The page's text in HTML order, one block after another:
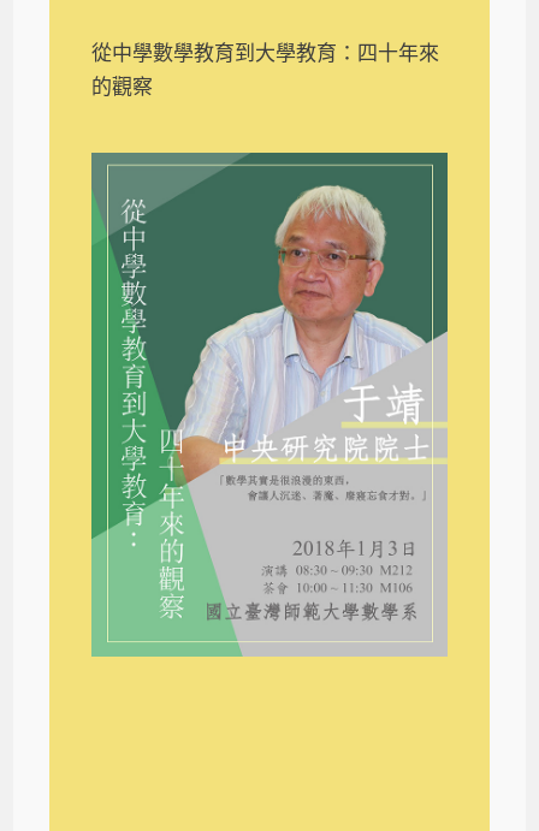
從中學數學教育到大學教育：四十年來
的觀察